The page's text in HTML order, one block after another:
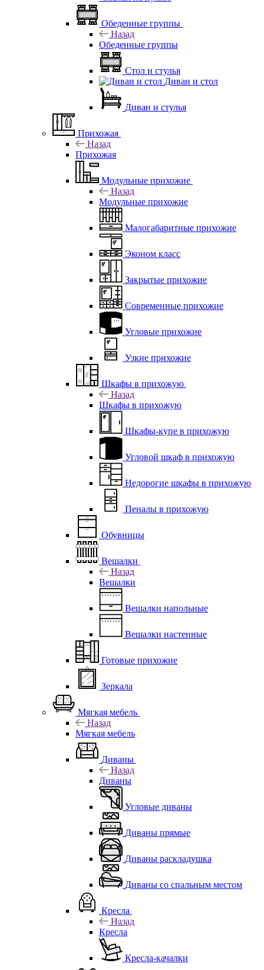
Обеденные группы
Назад
Обеденные группы
Стол и стулья
Диван и стол
Диван и стулья
Прихожая
Назад
Прихожая
Модульные прихожие
Назад
Модульные прихожие
Малогабаритные прихожие
Эконом класс
Закрытые прихожие
Современные прихожие
Угловые прихожие
Узкие прихожие
Шкафы в прихожую
Назад
Шкафы в прихожую
Шкафы-купе в прихожую
Угловой шкаф в прихожую
Недорогие шкафы в прихожую
Пеналы в прихожую
Обувницы
Вешалки
Назад
Вешалки
Вешалки напольные
Вешалки настенные
Готовые прихожие
Зеркала
Мягкая мебель
Назад
Мягкая мебель
Диваны
Назад
Диваны
Угловые диваны
Диваны прямые
Диваны раскладушка
Диваны со спальным местом
Кресла
Назад
Кресла
Кресла-качалки